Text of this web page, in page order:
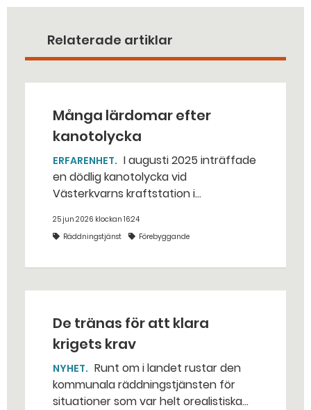
Relaterade artiklar
Många lärdomar efter
kanotolycka
ERFARENHET
en dödlig kanotolycka vid
Västerkvarns kraftstation i
25 jun 2026 klockan 16:24
Räddningstjänst
Förebyggande
De tränas för att klara
krigets krav
NYHET
kommunala räddningstjänsten för
situationer som var helt orealistiska